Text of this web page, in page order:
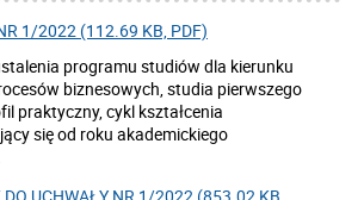
1/2022 (112.69 KB, PDF)
programu studiów dla kierunku
biznesowych, studia pierwszego
praktyczny, cykl kształcenia
się od roku akademickiego